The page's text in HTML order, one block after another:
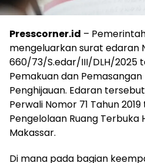
Presscorner.id –
mengeluarkan surat edaran
660/73/S.edar/III/DLH/2025
Pemakuan dan
Penghijauan. Edaran
Perwali Nomor 71 Tahun
Pengelolaan Ruang Terbuka
Makassar.
Di mana pada bagian